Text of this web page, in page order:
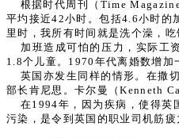
根据时代周刊（Time
平圴接近42小时。包括4.6小时的
里时，我所有时间就是洗个澡，
加班造成可怕的压力，实际工
1.8个儿童。1970年代离婚数增加
英国亦发生同样的情形。在撒
部长肯尼思。卡尔曼（Kenneth
在1994年，因为疾病，使得英
污染，是令到英国的职业司机筋